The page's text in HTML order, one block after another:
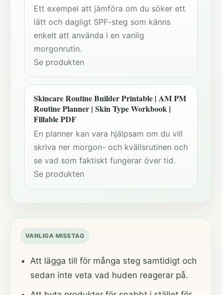
Ett exempel att jämföra om du söker ett
lätt och dagligt SPF-steg som känns
enkelt att använda i en vanlig
morgonrutin.
Se produkten
Skincare Routine Builder Printable | AM PM
Routine Planner | Skin Type Workbook |
Fillable PDF
En planner kan vara hjälpsam om du vill
skriva ner morgon- och kvällsrutinen och
se vad som faktiskt fungerar över tid.
Se produkten
VANLIGA MISSTAG
Att lägga till för många steg samtidigt och
sedan inte veta vad huden reagerar på.